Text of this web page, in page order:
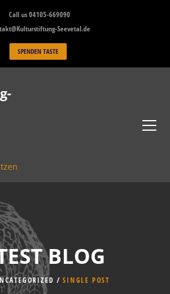
Call us 04105-669090
Seevetal.de
SPENDEN TASTE
BLOG
SINGLE POST